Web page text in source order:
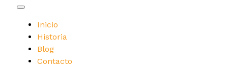
Inicio
Historia
Blog
Contacto